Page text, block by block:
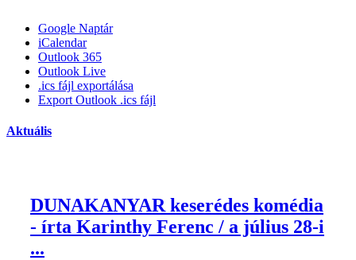
Google Naptár
iCalendar
Outlook 365
Outlook Live
.ics fájl exportálása
Export Outlook .ics fájl
Aktuális
DUNAKANYAR keserédes komédia
- írta Karinthy Ferenc / a július 28-i
...